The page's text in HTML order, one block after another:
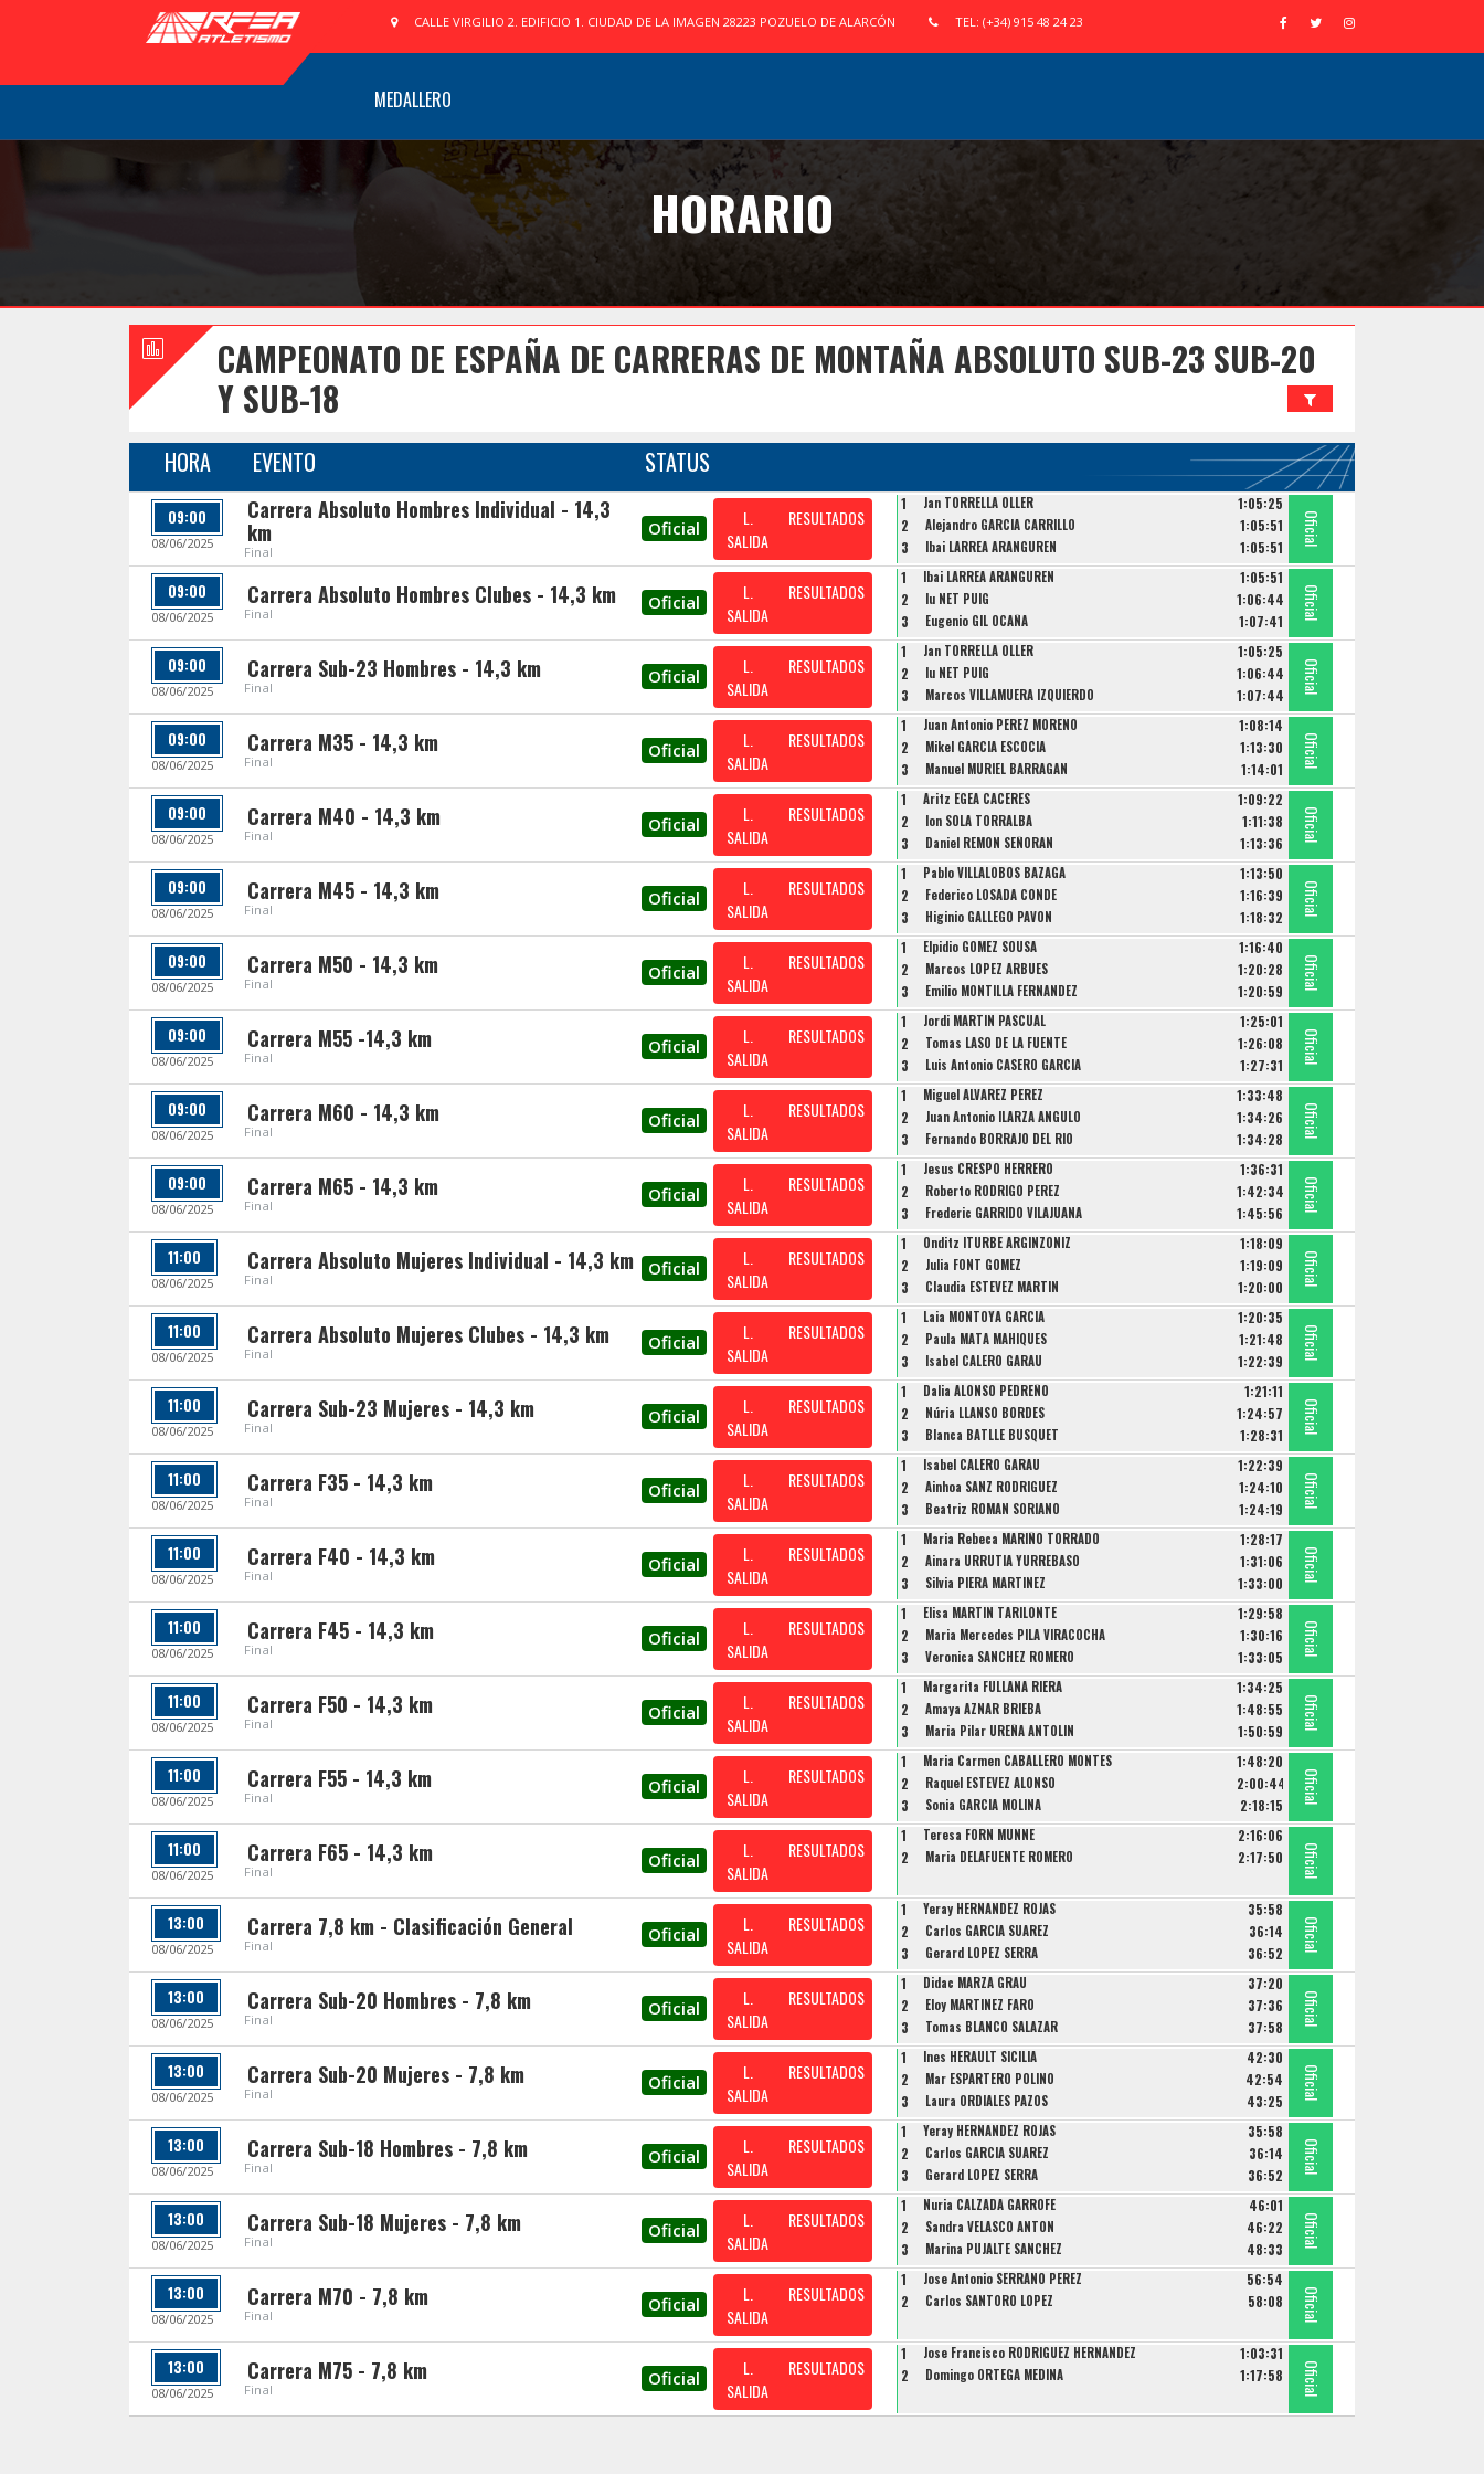
CALLE VIRGILIO 2. EDIFICIO 1. CIUDAD DE LA IMAGEN 28223 POZUELO DE ALARCÓN TEL: (+34) 915 48 24 23
MEDALLERO
HORARIO
CAMPEONATO DE ESPAÑA DE CARRERAS DE MONTAÑA ABSOLUTO SUB-23 SUB-20
Y SUB-18
HORA EVENTO STATUS
09:00
08/06/2025
Carrera Absoluto Hombres Individual - 14,3
km
Final
Oficial
L.
SALIDA
RESULTADOS
1 Jan TORRELLA OLLER 1:05:25
Oficial
2 Alejandro GARCIA CARRILLO 1:05:51 Oficial
3 Ibai LARREA ARANGUREN 1:05:51
Oficial
09:00
08/06/2025
Carrera Absoluto Hombres Clubes - 14,3 km
Final
Oficial
L.
SALIDA
RESULTADOS
1 Ibai LARREA ARANGUREN 1:05:51
Oficial
2 Iu NET PUIG 1:06:44 Oficial
3 Eugenio GIL OCAÑA 1:07:41
Oficial
09:00
08/06/2025
Carrera Sub-23 Hombres - 14,3 km
Final
Oficial
L.
SALIDA
RESULTADOS
1 Jan TORRELLA OLLER 1:05:25
Oficial
2 Iu NET PUIG 1:06:44 Oficial
3 Marcos VILLAMUERA IZQUIERDO 1:07:44
Oficial
09:00
08/06/2025
Carrera M35 - 14,3 km
Final
Oficial
L.
SALIDA
RESULTADOS
1 Juan Antonio PEREZ MORENO 1:08:14
Oficial
2 Mikel GARCIA ESCOCIA 1:13:30 Oficial
3 Manuel MURIEL BARRAGAN 1:14:01
Oficial
09:00
08/06/2025
Carrera M40 - 14,3 km
Final
Oficial
L.
SALIDA
RESULTADOS
1 Aritz EGEA CACERES 1:09:22
Oficial
2 Ion SOLA TORRALBA 1:11:38 Oficial
3 Daniel REMON SEÑORAN 1:13:36
Oficial
09:00
08/06/2025
Carrera M45 - 14,3 km
Final
Oficial
L.
SALIDA
RESULTADOS
1 Pablo VILLALOBOS BAZAGA 1:13:50
Oficial
2 Federico LOSADA CONDE 1:16:39 Oficial
3 Higinio GALLEGO PAVON 1:18:32
Oficial
09:00
08/06/2025
Carrera M50 - 14,3 km
Final
Oficial
L.
SALIDA
RESULTADOS
1 Elpidio GOMEZ SOUSA 1:16:40
Oficial
2 Marcos LOPEZ ARBUES 1:20:28 Oficial
3 Emilio MONTILLA FERNANDEZ 1:20:59
Oficial
09:00
08/06/2025
Carrera M55 -14,3 km
Final
Oficial
L.
SALIDA
RESULTADOS
1 Jordi MARTIN PASCUAL 1:25:01
Oficial
2 Tomas LASO DE LA FUENTE 1:26:08 Oficial
3 Luis Antonio CASERO GARCIA 1:27:31
Oficial
09:00
08/06/2025
Carrera M60 - 14,3 km
Final
Oficial
L.
SALIDA
RESULTADOS
1 Miguel ALVAREZ PEREZ 1:33:48
Oficial
2 Juan Antonio ILARZA ANGULO 1:34:26 Oficial
3 Fernando BORRAJO DEL RIO 1:34:28
Oficial
09:00
08/06/2025
Carrera M65 - 14,3 km
Final
Oficial
L.
SALIDA
RESULTADOS
1 Jesus CRESPO HERRERO 1:36:31
Oficial
2 Roberto RODRIGO PEREZ 1:42:34 Oficial
3 Frederic GARRIDO VILAJUANA 1:45:56
Oficial
11:00
08/06/2025
Carrera Absoluto Mujeres Individual - 14,3 km
Final
Oficial
L.
SALIDA
RESULTADOS
1 Onditz ITURBE ARGINZONIZ 1:18:09
Oficial
2 Julia FONT GOMEZ 1:19:09 Oficial
3 Claudia ESTEVEZ MARTIN 1:20:00
Oficial
11:00
08/06/2025
Carrera Absoluto Mujeres Clubes - 14,3 km
Final
Oficial
L.
SALIDA
RESULTADOS
1 Laia MONTOYA GARCIA 1:20:35
Oficial
2 Paula MATA MAHIQUES 1:21:48 Oficial
3 Isabel CALERO GARAU 1:22:39
Oficial
11:00
08/06/2025
Carrera Sub-23 Mujeres - 14,3 km
Final
Oficial
L.
SALIDA
RESULTADOS
1 Dalia ALONSO PEDREÑO 1:21:11
Oficial
2 Núria LLANSÓ BORDES 1:24:57 Oficial
3 Blanca BATLLE BUSQUET 1:28:31
Oficial
11:00
08/06/2025
Carrera F35 - 14,3 km
Final
Oficial
L.
SALIDA
RESULTADOS
1 Isabel CALERO GARAU 1:22:39
Oficial
2 Ainhoa SANZ RODRIGUEZ 1:24:10 Oficial
3 Beatriz ROMAN SORIANO 1:24:19
Oficial
11:00
08/06/2025
Carrera F40 - 14,3 km
Final
Oficial
L.
SALIDA
RESULTADOS
1 Maria Rebeca MARIÑO TORRADO 1:28:17
Oficial
2 Ainara URRUTIA YURREBASO 1:31:06 Oficial
3 Silvia PIERA MARTINEZ 1:33:00
Oficial
11:00
08/06/2025
Carrera F45 - 14,3 km
Final
Oficial
L.
SALIDA
RESULTADOS
1 Elisa MARTIN TARILONTE 1:29:58
Oficial
2 Maria Mercedes PILA VIRACOCHA 1:30:16 Oficial
3 Veronica SANCHEZ ROMERO 1:33:05
Oficial
11:00
08/06/2025
Carrera F50 - 14,3 km
Final
Oficial
L.
SALIDA
RESULTADOS
1 Margarita FULLANA RIERA 1:34:25
Oficial
2 Amaya AZNAR BRIEBA 1:48:55 Oficial
3 Maria Pilar UREÑA ANTOLIN 1:50:59
Oficial
11:00
08/06/2025
Carrera F55 - 14,3 km
Final
Oficial
L.
SALIDA
RESULTADOS
1 Maria Carmen CABALLERO MONTES 1:48:20
Oficial
2 Raquel ESTEVEZ ALONSO 2:00:44 Oficial
3 Sonia GARCIA MOLINA 2:18:15
Oficial
11:00
08/06/2025
Carrera F65 - 14,3 km
Final
Oficial
L.
SALIDA
RESULTADOS
1 Teresa FORN MUNNE 2:16:06
Oficial
2 Maria DELAFUENTE ROMERO 2:17:50 Oficial
13:00
08/06/2025
Carrera 7,8 km - Clasificación General
Final
Oficial
L.
SALIDA
RESULTADOS
1 Yeray HERNANDEZ ROJAS 35:58
Oficial
2 Carlos GARCIA SUAREZ 36:14 Oficial
3 Gerard LOPEZ SERRA 36:52
Oficial
13:00
08/06/2025
Carrera Sub-20 Hombres - 7,8 km
Final
Oficial
L.
SALIDA
RESULTADOS
1 Didac MARZA GRAU 37:20
Oficial
2 Eloy MARTINEZ FARO 37:36 Oficial
3 Tomas BLANCO SALAZAR 37:58
Oficial
13:00
08/06/2025
Carrera Sub-20 Mujeres - 7,8 km
Final
Oficial
L.
SALIDA
RESULTADOS
1 Ines HERAULT SICILIA 42:30
Oficial
2 Mar ESPARTERO POLINO 42:54 Oficial
3 Laura ORDIALES PAZOS 43:25
Oficial
13:00
08/06/2025
Carrera Sub-18 Hombres - 7,8 km
Final
Oficial
L.
SALIDA
RESULTADOS
1 Yeray HERNANDEZ ROJAS 35:58
Oficial
2 Carlos GARCIA SUAREZ 36:14 Oficial
3 Gerard LOPEZ SERRA 36:52
Oficial
13:00
08/06/2025
Carrera Sub-18 Mujeres - 7,8 km
Final
Oficial
L.
SALIDA
RESULTADOS
1 Nuria CALZADA GARROFE 46:01
Oficial
2 Sandra VELASCO ANTON 46:22 Oficial
3 Marina PUJALTE SANCHEZ 48:33
Oficial
13:00
08/06/2025
Carrera M70 - 7,8 km
Final
Oficial
L.
SALIDA
RESULTADOS
1 Jose Antonio SERRANO PEREZ 56:54
Oficial
2 Carlos SANTORO LOPEZ 58:08 Oficial
13:00
08/06/2025
Carrera M75 - 7,8 km
Final
Oficial
L.
SALIDA
RESULTADOS
1 Jose Francisco RODRIGUEZ HERNANDEZ 1:03:31
Oficial
2 Domingo ORTEGA MEDINA 1:17:58 Oficial